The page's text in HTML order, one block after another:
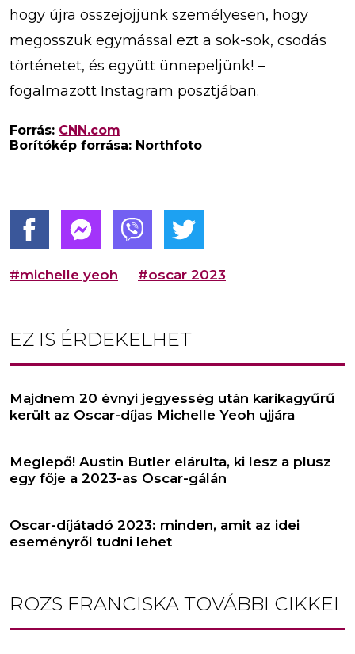
hogy újra összejöjjünk személyesen, hogy
megosszuk egymással ezt a sok-sok, csodás
történetet, és együtt ünnepeljünk! –
fogalmazott Instagram posztjában.
Forrás: CNN.com
Borítókép forrása: Northfoto
#michelle yeoh #oscar 2023
EZ IS ÉRDEKELHET
Majdnem 20 évnyi jegyesség után karikagyűrű
került az Oscar-díjas Michelle Yeoh ujjára
Meglepő! Austin Butler elárulta, ki lesz a plusz
egy fője a 2023-as Oscar-gálán
Oscar-díjátadó 2023: minden, amit az idei
eseményről tudni lehet
ROZS FRANCISKA TOVÁBBI CIKKEI